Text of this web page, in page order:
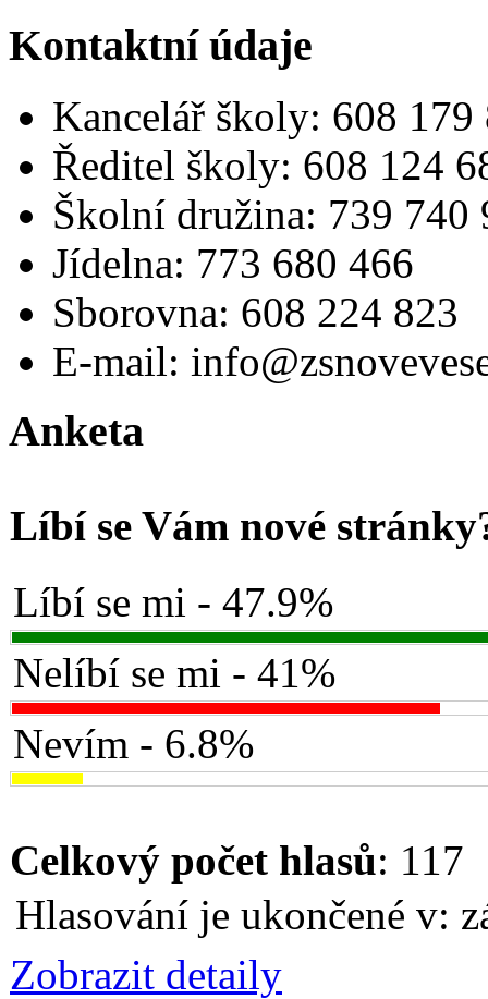
Kontaktní údaje
Kancelář školy: 608 179
Ředitel školy: 608 124
Školní družina: 739 740
Jídelna: 773 680 466
Sborovna: 608 224 823
E-mail:
Anketa
Líbí se Vám nové
Líbí se mi - 47.9%
Nelíbí se mi - 41%
Nevím - 6.8%
Celkový počet hlasů: 117
Hlasování je ukončené v:
Zobrazit detaily